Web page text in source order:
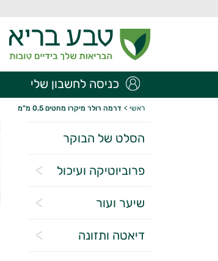
כניסה לחשבון שלי
ראשי > דרמה רולר מיקרו מחטים 0.5 מ"מ
הסלט של הבוקר
פרוביוטיקה ועיכול
שיער ועור
דיאטה ותזונה